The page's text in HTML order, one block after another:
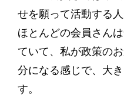
せを願って活動する人
ほとんどの会員さん
ていて、私が政策の
分になる感じで、大
す。